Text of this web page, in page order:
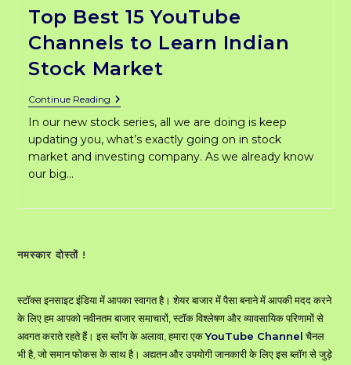
Top Best 15 YouTube
Channels to Learn Indian
Stock Market
Continue ReadingTop
Best
15
YouTube
Channels
To
Market
In our new stock series, all we are doing is keep
updating you, what’s exactly going on in stock
market and investing company. As we already know
our big…
नमस्कार दोस्तों !
स्टॉक्स इनसाइट इंडिया में आपका स्वागत है। शेयर बाजार में पैसा बनाने में आपकी मदद करने
के लिए हम आपको नवीनतम बाजार समाचारों, स्टॉक विश्लेषण और व्यावसायिक परिणामों से
अवगत कराते रहते हैं। इस ब्लॉग के अलावा, हमारा एकYouTube Channelचैनल
भी है, जो समान फोकस के साथ है। अद्यतन और उपयोगी जानकारी के लिए इस ब्लॉग से जुड़े